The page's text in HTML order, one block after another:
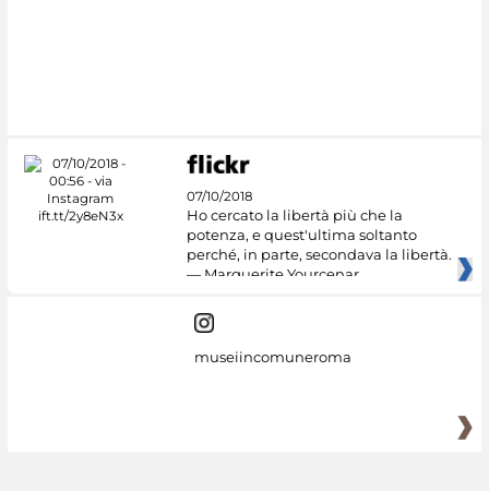
07/10/2018
Ho cercato la libertà più che la
potenza, e quest'ultima soltanto
perché, in parte, secondava la libertà.
— Marguerite Yourcenar
museiincomuneroma